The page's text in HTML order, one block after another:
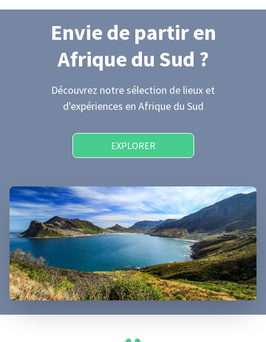
Envie de partiren
Afrique du Sud ?
Découvrez notre sélection de lieux et
d'expériences en Afrique du Sud
EXPLORER